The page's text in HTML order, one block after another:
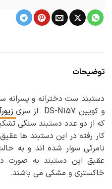
توضیحات
دستبند ست دخترانه و
و کویین DS-N157 از سری
که از دو عدد دستبند سنگی
کار رفته در این دستبند ها
نامرئی سوار شده اند و به
عقیق این دستبند به صورت
خاکستری و مشکی می باشند.